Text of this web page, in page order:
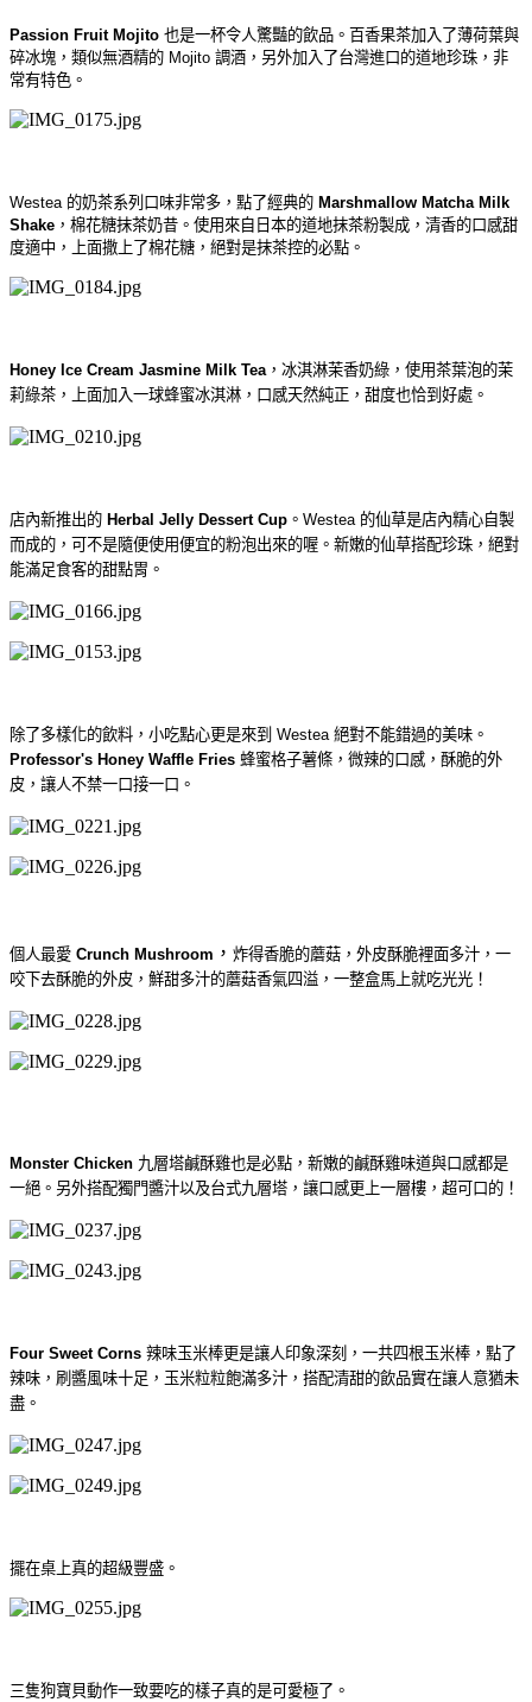
Passion Fruit Mojito 也是一杯令人驚豔的飲品。百香果茶加入了薄荷葉與
碎冰塊，類似無酒精的 Mojito 調酒，另外加入了台灣進口的道地珍珠，非
常有特色。
Westea 的奶茶系列口味非常多，點了經典的 Marshmallow Matcha Milk
Shake ，棉花糖抹茶奶昔。使用來自日本的道地抹茶粉製成，清香的口感甜
度適中，上面撒上了棉花糖，絕對是抹茶控的必點。
Honey Ice Cream Jasmine Milk Tea，冰淇淋茉香奶綠，使用茶葉泡的茉
莉綠茶，上面加入一球蜂蜜冰淇淋， 口感天然純正， 甜度也恰到好處。
店內新推出的 Herbal Jelly Dessert Cup 。Westea 的仙草是店內精心自製
而成的，可不是隨便使用便宜的粉泡出來的喔。 新嫩的仙草搭配珍珠，絕對
能滿足食客的甜點胃。
除了多樣化的飲料， 小吃點心更是來到 Westea 絕對不能錯過的美味。
Professor's Honey Waffle Fries 蜂蜜格子薯條， 微辣的口感，酥脆的外
皮，讓人不禁一口接一口。
個人最愛 Crunch Mushroom ， 炸得香脆的蘑菇， 外皮酥脆裡面多汁 ，一
咬下去酥脆的外皮，鮮甜多汁的蘑菇香氣四溢，一整盒馬上就吃光光！
Monster Chicken 九層塔鹹酥雞也是必點， 新嫩的鹹酥雞味道與口感都是
一絕。另外搭配獨門醬汁以及台式九層塔，讓口感更上一層樓，超可口的！
Four Sweet Corns 辣味玉米棒更是讓人印象深刻，一共四根玉米棒，點了
辣味，刷醬風味十足，玉米粒粒飽滿多汁，搭配清甜的飲品實在讓人意猶未
盡。
擺在桌上真的超級豐盛。
三隻狗寶貝動作一致要吃的樣子真的是可愛極了。